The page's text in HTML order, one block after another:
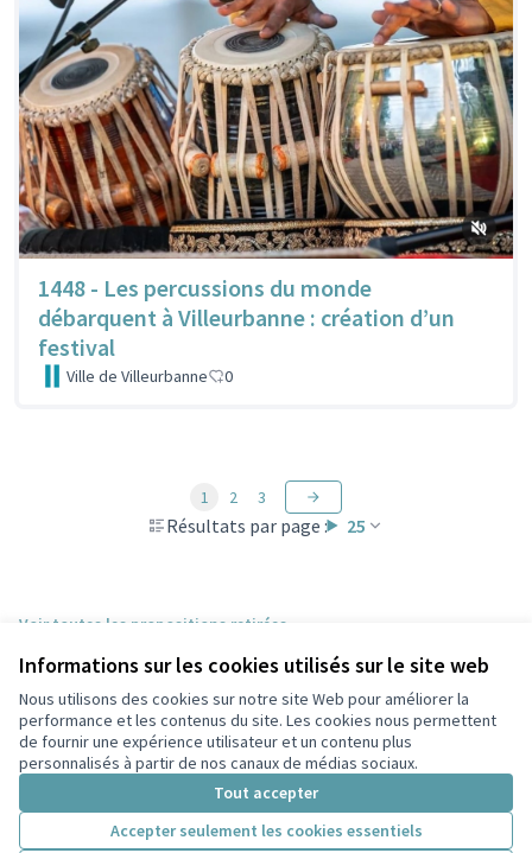
Informations sur les cookies utilisés sur le site web
Nous utilisons des cookies sur notre site Web pour améliorer la
performance et les contenus du site. Les cookies nous permettent
de fournir une expérience utilisateur et un contenu plus
personnalisés à partir de nos canaux de médias sociaux.
Tout accepter
Accepter seulement les cookies essentiels
1448 - Les percussions du monde
débarquent à Villeurbanne : création d’un
festival
Ville de Villeurbanne 0
Résultats par page : 25
1 2 3
Voir toutes les propositions retirées
Conditions d'utilisation
Paramètres des cookies
Participez Villeurbanne sur X
(Lien externe)
Participez Villeurbanne sur Facebook
Participez Villeurbanne sur Instagram
Participez Villeurbanne sur YouTube
(Lien externe)